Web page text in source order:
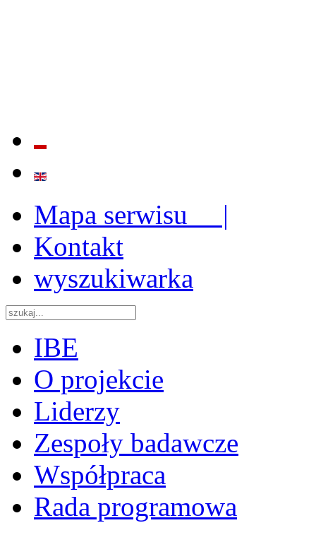
Mapa serwisu |
Kontakt
wyszukiwarka
IBE
O projekcie
Liderzy
Zespoły badawcze
Współpraca
Rada programowa